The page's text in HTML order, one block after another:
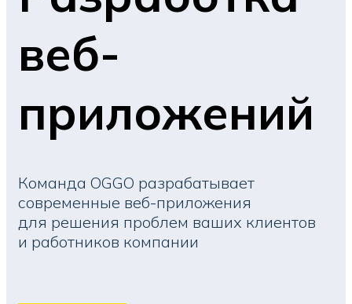
веб-
приложений
Команда OGGO разрабатывает
современные веб-приложения
для решения проблем ваших клиентов
и работников компании